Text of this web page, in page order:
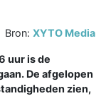
Bron: XYTO Media
uur is de
De afgelopen
zien,